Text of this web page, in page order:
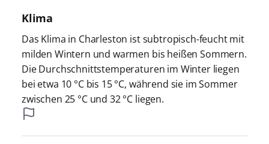
Klima
Das Klima in Charleston ist subtropisch-feucht mit
milden Wintern und warmen bis heißen Sommern.
Die Durchschnittstemperaturen im Winter liegen
bei etwa 10 °C bis 15 °C, während sie im Sommer
zwischen 25 °C und 32 °C liegen.